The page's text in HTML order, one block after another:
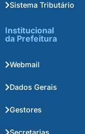
Sistema Tributário
Institucional
da Prefeitura
Webmail
Dados Gerais
Gestores
Secretarias